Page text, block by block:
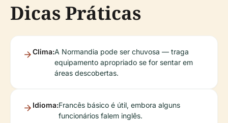
Dicas Práticas
Clima:A Normandia pode ser chuvosa — traga
equipamento apropriado se for sentar em
áreas descobertas.
Idioma:Francês básico é útil, embora alguns
funcionários falem inglês.